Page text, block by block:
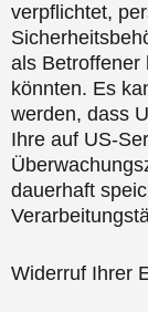
verpflichtet,
als Betroffener
könnten. Es
werden, dass
Ihre auf US-
dauerhaft
Widerruf Ihrer